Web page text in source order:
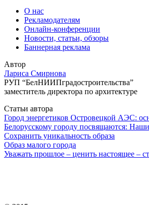
О нас
Рекламодателям
Онлайн-конференции
Новости, статьи, обзоры
Баннерная реклама
Автор
Лариса Смирнова
РУП “БелНИИПградостроительства”
заместитель директора по архитектуре
Статьи автора
Город энергетиков Островецкой АЭС:
Белорусскому городу посвящаются:
Сохранить уникальность образа
Образ малого города
Уважать прошлое – ценить настоящее –